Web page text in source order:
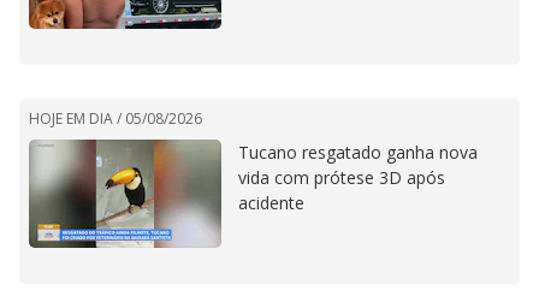
HOJE EM DIA / 05/08/2026
Tucano resgatado ganha nova
vida com prótese 3D após
acidente